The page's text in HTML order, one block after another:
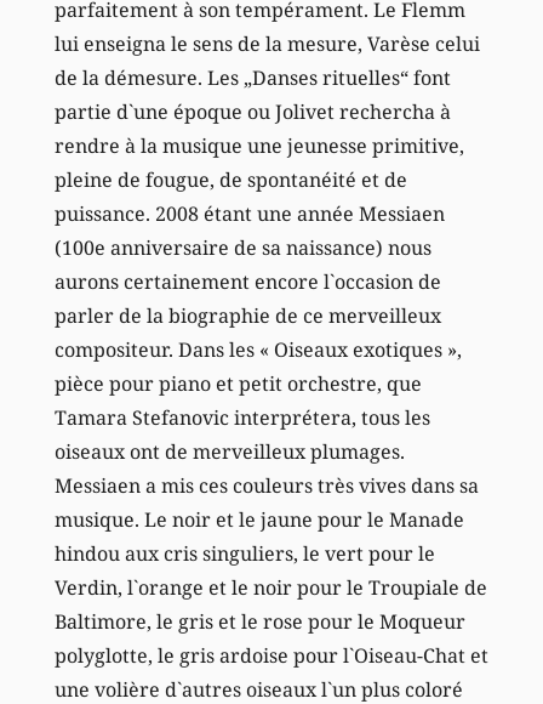
parfaitement à son tempérament. Le Flemm
lui enseigna le sens de la mesure, Varèse celui
de la démesure. Les „Danses rituelles“ font
partie d`une époque ou Jolivet rechercha à
rendre à la musique une jeunesse primitive,
pleine de fougue, de spontanéité et de
puissance. 2008 étant une année Messiaen
(100e anniversaire de sa naissance) nous
aurons certainement encore l`occasion de
parler de la biographie de ce merveilleux
compositeur. Dans les « Oiseaux exotiques »,
pièce pour piano et petit orchestre, que
Tamara Stefanovic interprétera, tous les
oiseaux ont de merveilleux plumages.
Messiaen a mis ces couleurs très vives dans sa
musique. Le noir et le jaune pour le Manade
hindou aux cris singuliers, le vert pour le
Verdin, l`orange et le noir pour le Troupiale de
Baltimore, le gris et le rose pour le Moqueur
polyglotte, le gris ardoise pour l`Oiseau-Chat et
une volière d`autres oiseaux l`un plus coloré